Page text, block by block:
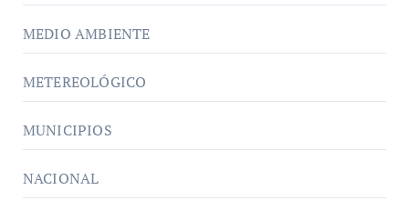
MEDIO AMBIENTE
METEREOLÓGICO
MUNICIPIOS
NACIONAL